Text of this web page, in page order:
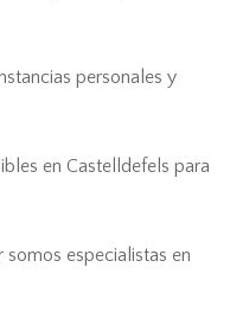
personales y
en Castelldefels para
especialistas en